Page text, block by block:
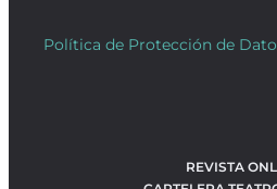
Política de Protección de
REVISTA